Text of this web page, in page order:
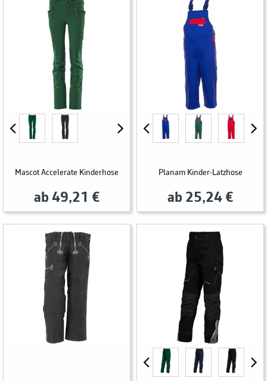
Mascot Accelerate Kinderhose
ab 49,21 €
Planam Kinder-Latzhose
ab 25,24 €